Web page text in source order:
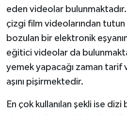
eden videolar
çizgi film videolarından
bozulan bir elektronik
eğitici videolar da
yemek yapacağı zaman tarif
aşını pişirmektedir.
En çok kullanılan şekli ise
BÖLGE
TÜRKİYE
DÜNYA